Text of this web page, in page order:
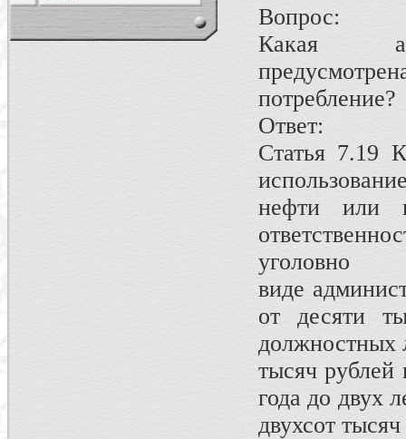
Вопрос:
Какая
потребление?
Ответ:
Статья 7.19
нефти или
виде
от десяти
должностных
тысяч рублей
года до двух
двухсот